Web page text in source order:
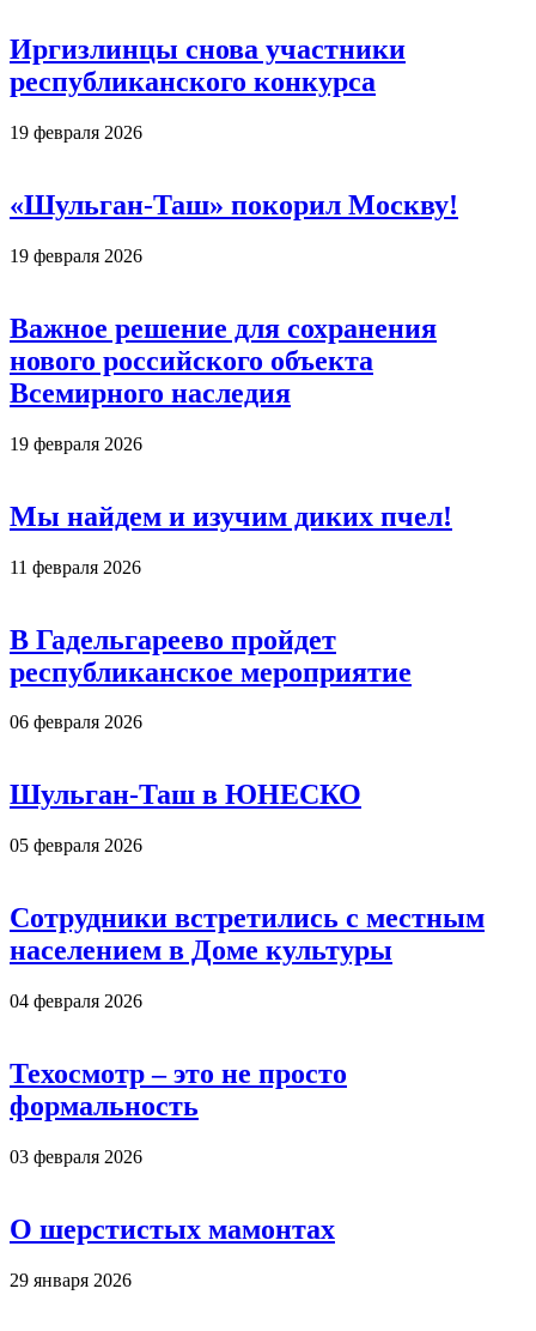
Иргизлинцы снова участники
республиканского конкурса
19 февраля 2026
«Шульган-Таш» покорил Москву!
19 февраля 2026
Важное решение для сохранения
нового российского объекта
Всемирного наследия
19 февраля 2026
Мы найдем и изучим диких пчел!
11 февраля 2026
В Гадельгареево пройдет
республиканское мероприятие
06 февраля 2026
Шульган-Таш в ЮНЕСКО
05 февраля 2026
Сотрудники встретились с местным
населением в Доме культуры
04 февраля 2026
Техосмотр – это не просто
формальность
03 февраля 2026
О шерстистых мамонтах
29 января 2026